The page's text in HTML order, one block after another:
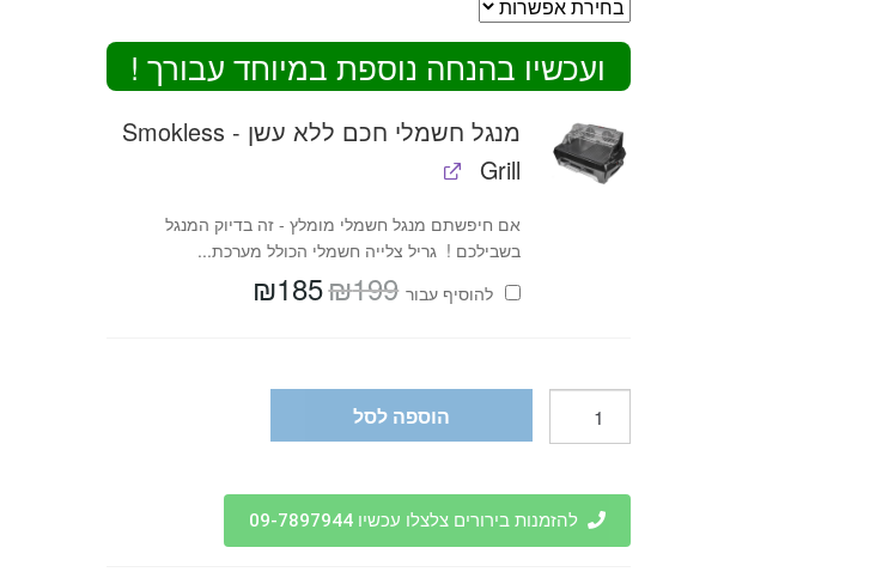
ועכשיו בהנחה נוספת במיוחד עבורך !
מנגל חשמלי חכם ללא עשן - Smokless
Grill
אם חיפשתם מנגל חשמלי מומלץ - זה בדיוק המנגל
בשבילכם ! גריל צלייה חשמלי הכולל מערכת...
להוסיף⁦⁩ עבור
₪199 המחיר
המקורי₪185
תרמוס
קפסולה
זכוכית
הוספה לסל
להזמנות בירורים צלצלו עכשיו 09-7897944